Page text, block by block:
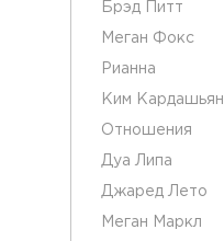
Брэд Питт
Меган Фокс
Рианна
Ким Кардашьян
Отношения
Дуа Липа
Джаред Лето
Меган Маркл